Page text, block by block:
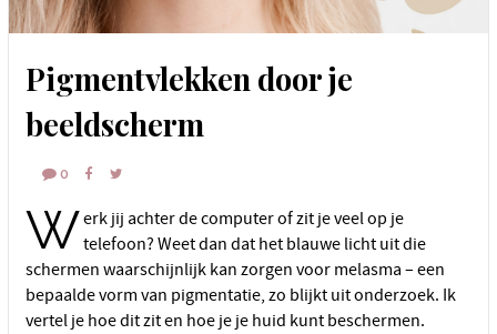
Pigmentvlekken door je
beeldscherm
0
Werk jij achter de computer of zit je veel op je
telefoon? Weet dan dat het blauwe licht uit die
schermen waarschijnlijk kan zorgen voor melasma – een
bepaalde vorm van pigmentatie, zo blijkt uit onderzoek. Ik
vertel je hoe dit zit en hoe je je huid kunt beschermen.